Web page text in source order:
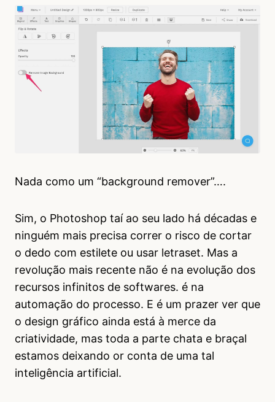
Nada como um “background remover”….
Sim, o Photoshop taí ao seu lado há décadas e
ninguém mais precisa correr o risco de cortar
o dedo com estilete ou usar letraset. Mas a
revolução mais recente não é na evolução dos
recursos infinitos de softwares. é na
automação do processo. E é um prazer ver que
o design gráfico ainda está à merce da
criatividade, mas toda a parte chata e braçal
estamos deixando or conta de uma tal
inteligência artificial.